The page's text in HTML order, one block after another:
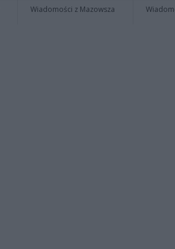
Wiadomości z Mazowsza